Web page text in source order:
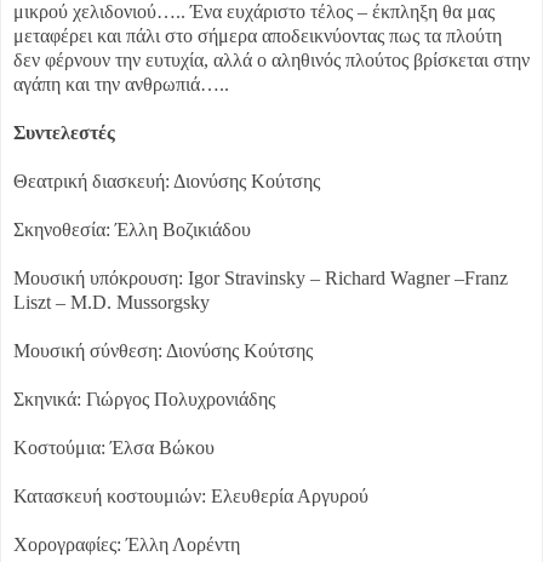
μικρού χελιδονιού….. Ένα ευχάριστο τέλος – έκπληξη θα μας
μεταφέρει και πάλι στο σήμερα αποδεικνύοντας πως τα πλούτη
δεν φέρνουν την ευτυχία, αλλά ο αληθινός πλούτος βρίσκεται στην
αγάπη και την ανθρωπιά…..
Συντελεστές
Θεατρική διασκευή: Διονύσης Κούτσης
Σκηνοθεσία: Έλλη Βοζικιάδου
Μουσική υπόκρουση: Igor Stravinsky – Richard Wagner –Franz
Liszt – M.D. Mussorgsky
Μουσική σύνθεση: Διονύσης Κούτσης
Σκηνικά: Γιώργος Πολυχρονιάδης
Κοστούμια: Έλσα Βώκου
Κατασκευή κοστουμιών: Ελευθερία Αργυρού
Χορογραφίες: Έλλη Λορέντη